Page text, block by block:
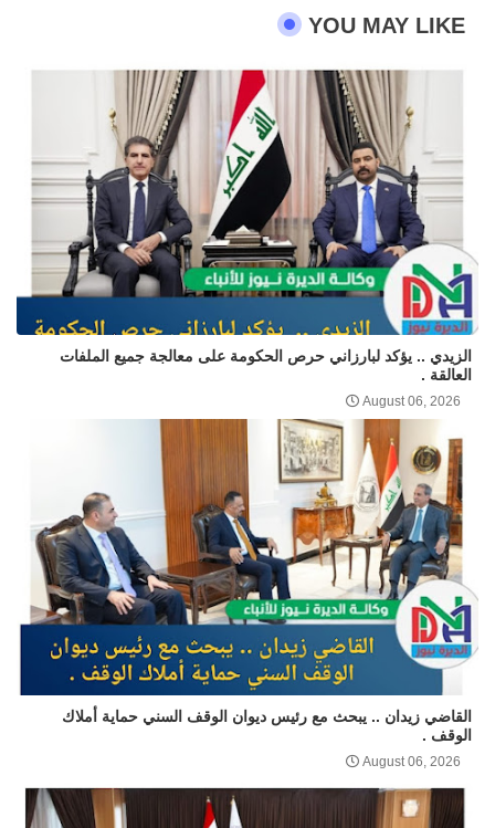
YOU MAY LIKE
الزيدي .. يؤكد لبارزاني حرص الحكومة على معالجة جميع الملفات
العالقة .
August 06, 2026
القاضي زيدان .. يبحث مع رئيس ديوان الوقف السني حماية أملاك
الوقف .
August 06, 2026